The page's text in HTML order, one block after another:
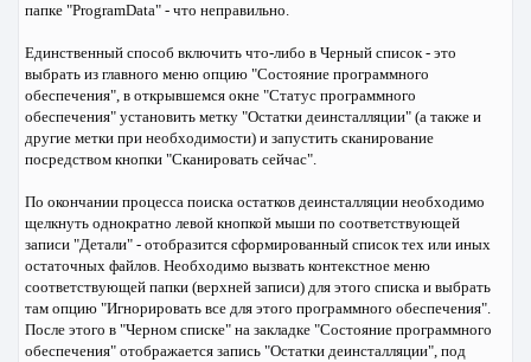
папке "ProgramData" - что неправильно.
Единственный способ включить что-либо в Черный список - это
выбрать из главного меню опцию "Состояние программного
обеспечения", в открывшемся окне "Статус программного
обеспечения" установить метку "Остатки деинсталляции" (а также и
другие метки при необходимости) и запустить сканирование
посредством кнопки "Сканировать сейчас".
По окончании процесса поиска остатков деинсталляции необходимо
щелкнуть однократно левой кнопкой мыши по соответствующей
записи "Детали" - отобразится сформированный список тех или иных
остаточных файлов. Необходимо вызвать контекстное меню
соответствующей папки (верхней записи) для этого списка и выбрать
там опцию "Игнорировать все для этого программного обеспечения".
После этого в "Черном списке" на закладке "Состояние программного
обеспечения" отображается запись "Остатки деинсталляции", под